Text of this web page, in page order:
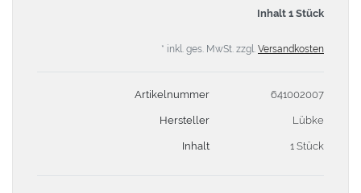
Inhalt 1 Stück
* inkl. ges. MwSt. zzgl. Versandkosten
Artikelnummer 641002007
Hersteller Lübke
Inhalt 1 Stück